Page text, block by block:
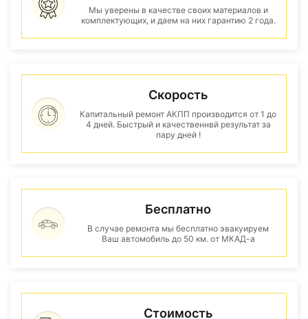
Мы уверены в качестве своих материалов и
комплектующих, и даем на них гарантию 2 года.
Скорость
Капитальный ремонт АКПП производится от 1 до
4 дней. Быстрый и качественнвй результат за
пару дней !
Бесплатно
В случае ремонта мы бесплатно эвакуируем
Ваш автомобиль до 50 км. от МКАД-а
Стоимость